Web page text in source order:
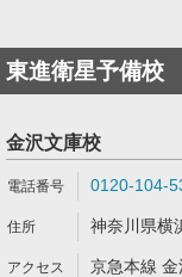
東進衛星予備校
金沢文庫校
0120-104-
神奈川県横
京急本線